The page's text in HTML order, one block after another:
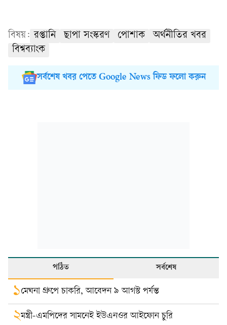
বিষয়: রপ্তানি ছাপা সংস্করণ পোশাক
অর্থনীতির খবর
বিশ্বব্যাংক
সর্বশেষ খবর পেতে Google News ফিড ফলো করুন
পঠিত সর্বশেষ
১মেঘনা গ্রুপে চাকরি, আবেদন ৯ আগস্ট পর্যন্ত
২মন্ত্রী-এমপিদের সামনেই ইউএনওর আইফোন চুরি